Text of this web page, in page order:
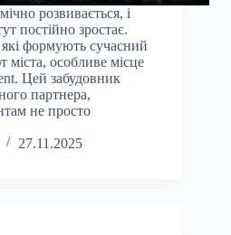
розвивається, і
постійно зростає.
які формують сучасний
міста, особливе місце
Цей забудовник
партнера,
не просто
27.11.2025